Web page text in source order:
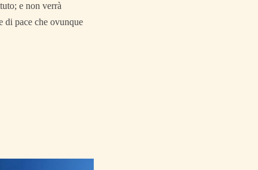
e non verrà
di pace che ovunque